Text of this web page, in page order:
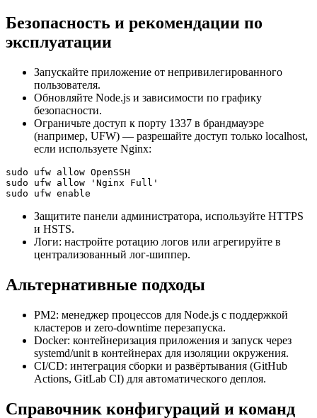
Безопасность и рекомендации по
эксплуатации
Запускайте приложение от непривилегированного
пользователя.
Обновляйте Node.js и зависимости по графику
безопасности.
Ограничьте доступ к порту 1337 в брандмауэре
(например, UFW) — разрешайте доступ только localhost,
если используете Nginx:
sudo ufw allow OpenSSH
sudo ufw allow 'Nginx Full'
sudo ufw enable
Защитите панели администратора, используйте HTTPS
и HSTS.
Логи: настройте ротацию логов или агрегируйте в
централизованный лог‑шиппер.
Альтернативные подходы
PM2: менеджер процессов для Node.js с поддержкой
кластеров и zero‑downtime перезапуска.
Docker: контейнеризация приложения и запуск через
systemd/unit в контейнерах для изоляции окружения.
CI/CD: интеграция сборки и развёртывания (GitHub
Actions, GitLab CI) для автоматического деплоя.
Справочник конфигураций и команд